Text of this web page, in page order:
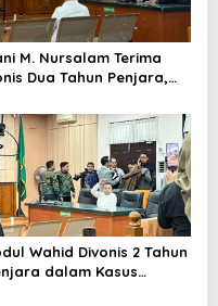
M. Nursalam Terima
Dua Tahun Penjara,
Wahid Divonis 2 Tahun
dalam Kasus